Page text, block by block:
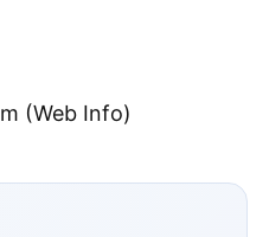
(Web Info)